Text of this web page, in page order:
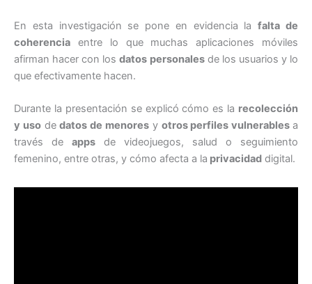
En esta investigación se pone en evidencia lafalta de
coherencia entre lo que muchas aplicaciones móviles
afirman hacer con losdatos personalesde los usuarios y lo
que efectivamente hacen.
Durante la presentación se explicó cómo es la recolección
y usodedatos de menores y otros perfiles vulnerablesa
través de apps de videojuegos, salud o seguimiento
femenino, entre otras, y cómo afecta a la privacidad digital.